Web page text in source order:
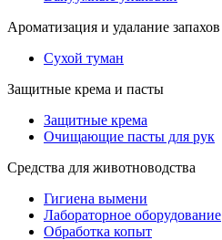
Ароматизация и удалание запахов
Сухой туман
Защитные крема и пасты
Защитные крема
Очищающие пасты для рук
Средства для животноводства
Гигиена вымени
Лабораторное оборудование
Обработка копыт